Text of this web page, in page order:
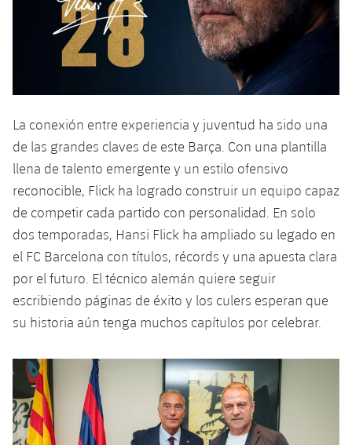
La conexión entre experiencia y juventud ha sido una
de las grandes claves de este Barça. Con una plantilla
llena de talento emergente y un estilo ofensivo
reconocible, Flick ha logrado construir un equipo capaz
de competir cada partido con personalidad. En solo
dos temporadas, Hansi Flick ha ampliado su legado en
el FC Barcelona con títulos, récords y una apuesta clara
por el futuro. El técnico alemán quiere seguir
escribiendo páginas de éxito y los culers esperan que
su historia aún tenga muchos capítulos por celebrar.
Anterior
label.aria.chevronleft